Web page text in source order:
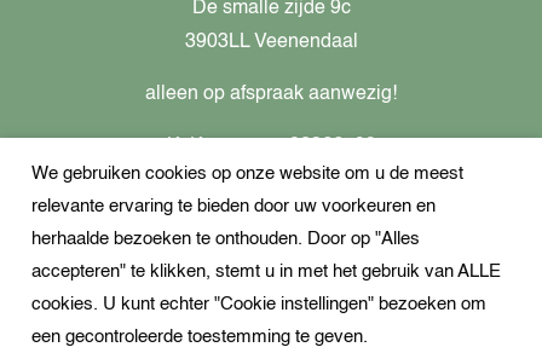
De smalle zijde 9c
3903LL Veenendaal
alleen op afspraak aanwezig!
Btw-nummer: nl862437301B01
+31621944547
Open Whatsapp
info@dekampeerspecialist.nl
We gebruiken cookies op onze website om u de meest
relevante ervaring te bieden door uw voorkeuren en
herhaalde bezoeken te onthouden. Door op "Alles
accepteren" te klikken, stemt u in met het gebruik van ALLE
cookies. U kunt echter "Cookie instellingen" bezoeken om
een gecontroleerde toestemming te geven.